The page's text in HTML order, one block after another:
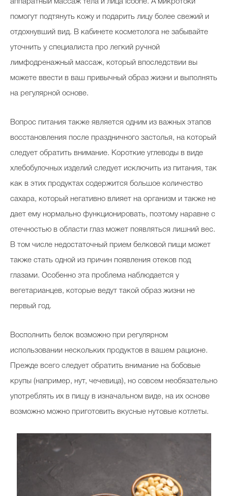
аппаратный массаж тела и лица Icoone. А микротоки
помогут подтянуть кожу и подарить лицу более свежий и
отдохнувший вид. В кабинете косметолога не забывайте
уточнить у специалиста про легкий ручной
лимфодренажный массаж, который впоследствии вы
можете ввести в ваш привычный образ жизни и выполнять
на регулярной основе.
Вопрос питания также является одним из важных этапов
восстановления после праздничного застолья, на который
следует обратить внимание. Короткие углеводы в виде
хлебобулочных изделий следует исключить из питания, так
как в этих продуктах содержится большое количество
сахара, который негативно влияет на организм и также не
дает ему нормально функционировать, поэтому наравне с
отечностью в области глаз может появляться лишний вес.
В том числе недостаточный прием белковой пищи может
также стать одной из причин появления отеков под
глазами. Особенно эта проблема наблюдается у
вегетарианцев, которые ведут такой образ жизни не
первый год.
Восполнить белок возможно при регулярном
использовании нескольких продуктов в вашем рационе.
Прежде всего следует обратить внимание на бобовые
крупы (например, нут, чечевица), но совсем необязательно
употреблять их в пищу в изначальном виде, на их основе
возможно можно приготовить вкусные нутовые котлеты.